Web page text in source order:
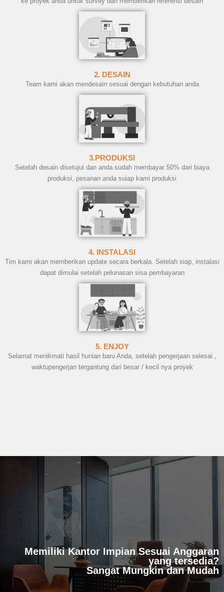
2. DESAIN
Team kami akan mendesain sesuai dengan kebutuhan anda
3.PRODUKSI
Setelah desain disetujui dan anda sudah membayar 50% dari biaya
produksi, pesanan anda suiap kami produksi
4. INSTALASI
Tim kami akan memberikan update secara berkala. Setelah siap, instalasi
dapat dimulai setelah pelunasan sisa pembayaran
5. ENJOY
Selamat menikmati hasil hunian baru Anda, setelah pengerjaan selesai ,
waktupengerjan tergantung dari besar / kecil nya proyek
Memiliki Kantor Impian Sesuai Anggaran
yang tersedia?
Sangat Mungkin dan Mudah